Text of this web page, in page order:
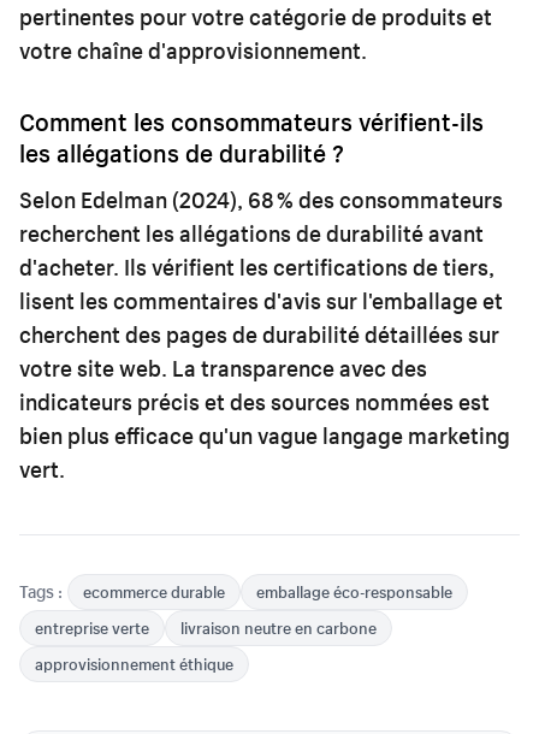
pertinentes pour votre catégorie de produits et
votre chaîne d'approvisionnement.
Comment les consommateurs vérifient-ils
les allégations de durabilité ?
Selon Edelman (2024), 68 % des consommateurs
recherchent les allégations de durabilité avant
d'acheter. Ils vérifient les certifications de tiers,
lisent les commentaires d'avis sur l'emballage et
cherchent des pages de durabilité détaillées sur
votre site web. La transparence avec des
indicateurs précis et des sources nommées est
bien plus efficace qu'un vague langage marketing
vert.
Tags : ecommerce durable
emballage éco-responsable
entreprise verte
livraison neutre en carbone
approvisionnement éthique